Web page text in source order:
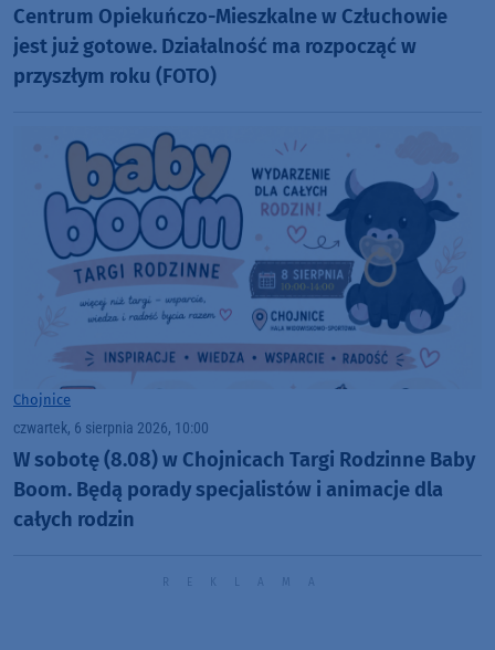
Centrum Opiekuńczo-Mieszkalne w Człuchowie
jest już gotowe. Działalność ma rozpocząć w
przyszłym roku (FOTO)
Chojnice
czwartek, 6 sierpnia 2026, 10:00
W sobotę (8.08) w Chojnicach Targi Rodzinne Baby
Boom. Będą porady specjalistów i animacje dla
całych rodzin